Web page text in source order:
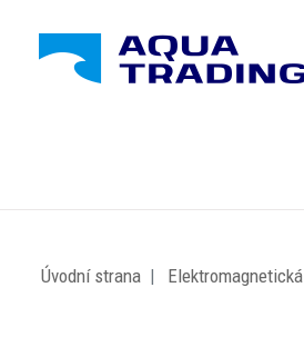
Úvodní strana Elektromagnetická